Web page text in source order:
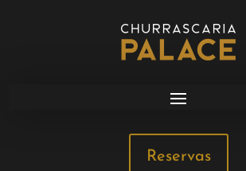
Reservas